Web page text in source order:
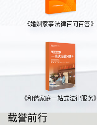
《婚姻家事法律百问百答》
《和谐家庭一站式法律服务》
载誉前行